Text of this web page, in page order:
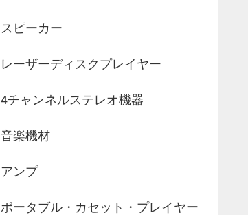
スピーカー
レーザーディスクプレイヤー
4チャンネルステレオ機器
音楽機材
アンプ
ポータブル・カセット・プレイヤー